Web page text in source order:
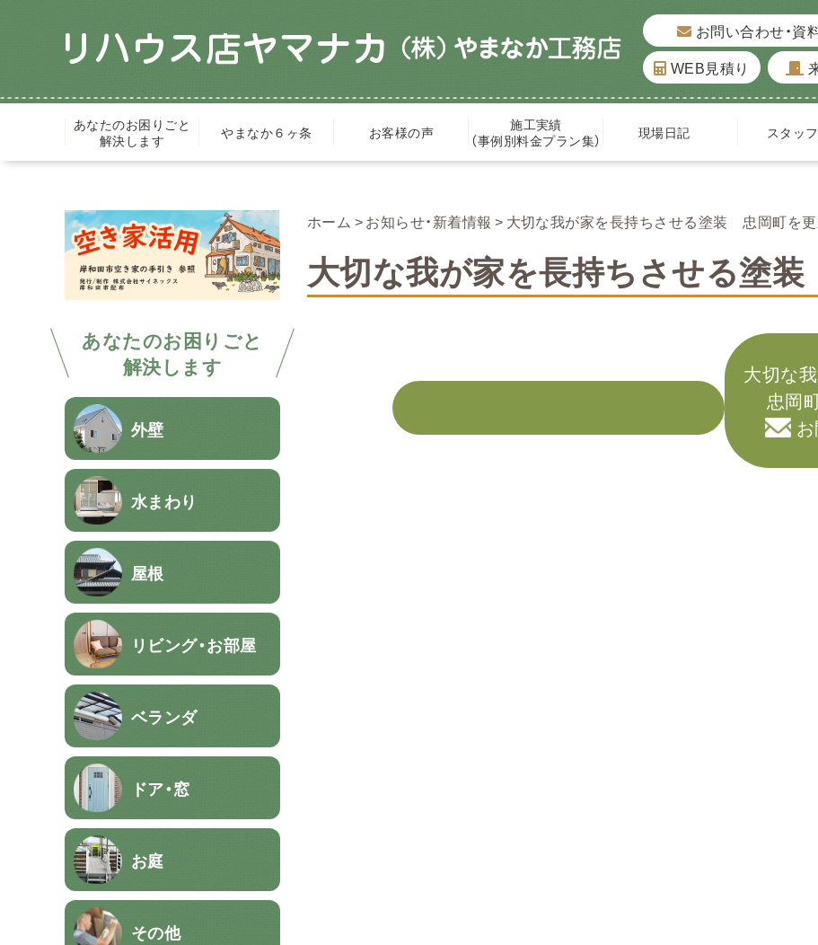
お問い合わせ・資
WEB見積り
あなたのお困りごと
解決します
やまなか６ヶ条 お客様の声
施工実績
（事例別料金プラン集）
現場日記 スタッ
あなたのお困りごと
解決します
外壁
水まわり
屋根
リビング・お部屋
ベランダ
ドア・窓
お庭
その他
ホーム お知らせ・新着情報 大切な我が家を長持ちさせる塗装 忠岡町を更
大切な我が家を長持ちさせる塗
大切な
忠岡